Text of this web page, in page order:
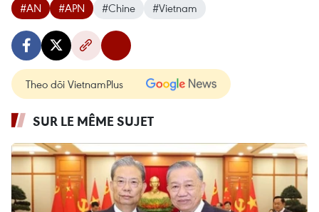
#AN #APN #Chine #Vietnam
Theo dõi VietnamPlus
SUR LE MÊME SUJET